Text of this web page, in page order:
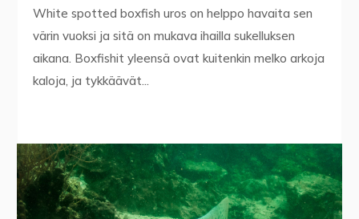
White spotted boxfish uros on helppo havaita sen
värin vuoksi ja sitä on mukava ihailla sukelluksen
aikana. Boxfishit yleensä ovat kuitenkin melko arkoja
kaloja, ja tykkäävät...